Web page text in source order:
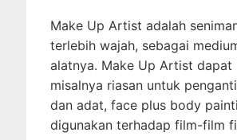
Make Up Artist adalah
terlebih wajah, sebagai
alatnya. Make Up Artist
misalnya riasan untuk
dan adat, face plus body
digunakan terhadap film-film